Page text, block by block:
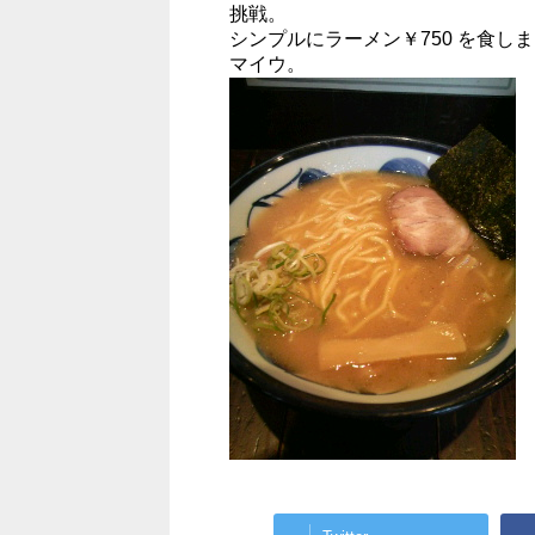
挑戦。
シンプルにラーメン￥750 を食し
マイウ。